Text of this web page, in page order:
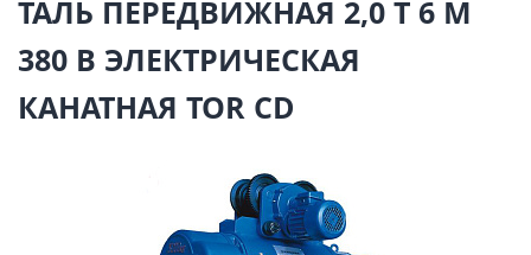
ТАЛЬ ПЕРЕДВИЖНАЯ 2,0 Т 6 М
380 В ЭЛЕКТРИЧЕСКАЯ
КАНАТНАЯ TOR CD